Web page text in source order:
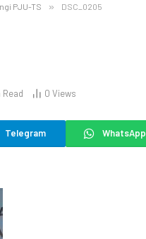
PJU-TS » DSC_0205
Read 0 Views
Telegram WhatsApp